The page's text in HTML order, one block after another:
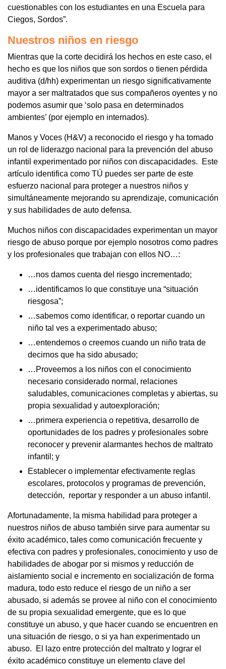
cuestionables con los estudiantes en una Escuela para
Ciegos, Sordos”.
Nuestros niños en riesgo
Mientras que la corte decidirá los hechos en este caso, el
hecho es que los niños que son sordos o tienen pérdida
auditiva (d/hh) experimentan un riesgo significativamente
mayor a ser maltratados que sus compañeros oyentes y no
podemos asumir que ‘solo pasa en determinados
ambientes’ (por ejemplo en internados).
Manos y Voces (H&V) a reconocido el riesgo y ha tomado
un rol de liderazgo nacional para la prevención del abuso
infantil experimentado por niños con discapacidades. Este
artículo identifica como TÚ puedes ser parte de este
esfuerzo nacional para proteger a nuestros niños y
simultáneamente mejorando su aprendizaje, comunicación
y sus habilidades de auto defensa.
Muchos niños con discapacidades experimentan un mayor
riesgo de abuso porque por ejemplo nosotros como padres
y los profesionales que trabajan con ellos NO…:
…nos damos cuenta del riesgo incrementado;
…identificamos lo que constituye una “situación
riesgosa”;
…sabemos como identificar, o reportar cuando un
niño tal ves a experimentado abuso;
…entendemos o creemos cuando un niño trata de
decirnos que ha sido abusado;
…Proveemos a los niños con el conocimiento
necesario considerado normal, relaciones
saludables, comunicaciones completas y abiertas, su
propia sexualidad y autoexploración;
…primera experiencia o repetitiva, desarrollo de
oportunidades de los padres y profesionales sobre
reconocer y prevenir alarmantes hechos de maltrato
infantil; y
Establecer o implementar efectivamente reglas
escolares, protocolos y programas de prevención,
detección, reportar y responder a un abuso infantil.
Afortunadamente, la misma habilidad para proteger a
nuestros niños de abuso también sirve para aumentar su
éxito académico, tales como comunicación frecuente y
efectiva con padres y profesionales, conocimiento y uso de
habilidades de abogar por si mismos y reducción de
aislamiento social e incremento en socialización de forma
madura, todo esto reduce el riesgo de un niño a ser
abusado, si además se provee al niño con el conocimiento
de su propia sexualidad emergente, que es lo que
constituye un abuso, y que hacer cuando se encuentren en
una situación de riesgo, o si ya han experimentado un
abuso. El lazo entre protección del maltrato y lograr el
éxito académico constituye un elemento clave del